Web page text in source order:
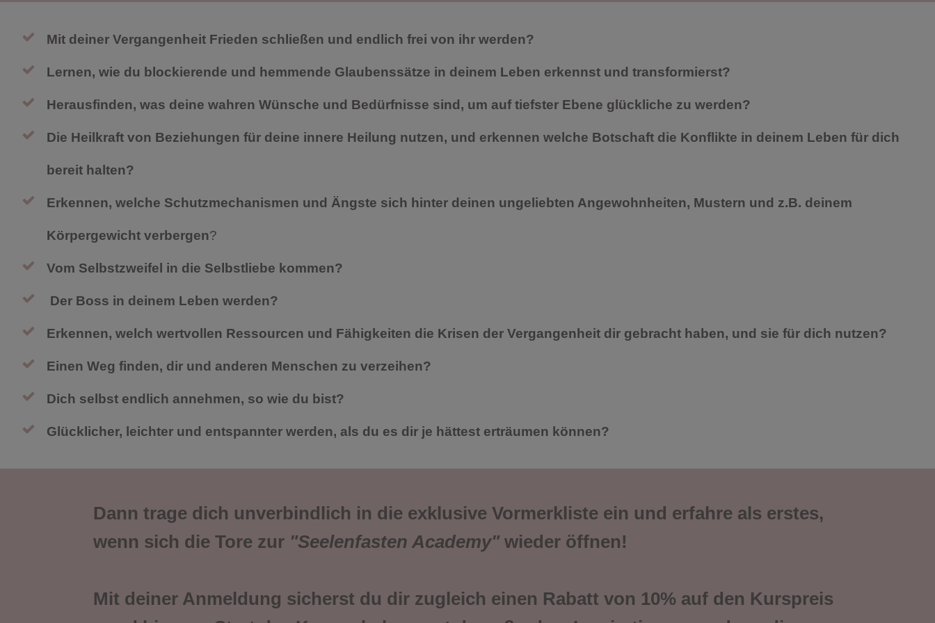
Mit deiner Vergangenheit Frieden schließen und endlich frei von ihr werden?
Lernen, wie du blockierende und hemmende Glaubenssätze in deinem Leben erkennst und transformierst?
Herausfinden, was deine wahren Wünsche und Bedürfnisse sind, um auf tiefster Ebene glückliche zu werden?
Die Heilkraft von Beziehungen für deine innere Heilung nutzen, und erkennen welche Botschaft die Konflikte in deinem Leben für dich
bereit halten?
Erkennen, welche Schutzmechanismen und Ängste sich hinter deinen ungeliebten Angewohnheiten, Mustern und z.B. deinem
Körpergewicht verbergen?
Vom Selbstzweifel in die Selbstliebe kommen?
Der Boss in deinem Leben werden?
Erkennen, welch wertvollen Ressourcen und Fähigkeiten die Krisen der Vergangenheit dir gebracht haben, und sie für dich nutzen?
Einen Weg finden, dir und anderen Menschen zu verzeihen?
Dich selbst endlich annehmen, so wie du bist?
Glücklicher, leichter und entspannter werden, als du es dir je hättest erträumen können?
Dann trage dich unverbindlich in die exklusive Vormerkliste ein und erfahre als erstes,
wenn sich die Tore zur "Seelenfasten Academy"wieder öffnen!
Mit deiner Anmeldung sicherst du dir zugleich einen Rabatt von 10% auf den Kurspreis